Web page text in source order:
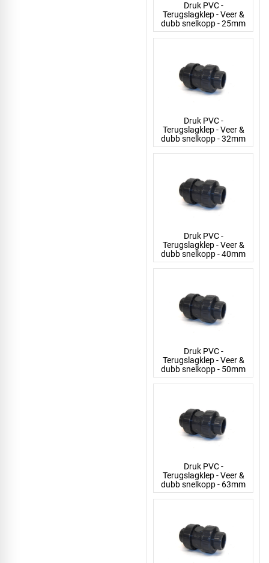
Druk PVC -
Terugslagklep - Veer &
dubb snelkopp - 25mm
Druk PVC -
Terugslagklep - Veer &
dubb snelkopp - 32mm
Druk PVC -
Terugslagklep - Veer &
dubb snelkopp - 40mm
Druk PVC -
Terugslagklep - Veer &
dubb snelkopp - 50mm
Druk PVC -
Terugslagklep - Veer &
dubb snelkopp - 63mm